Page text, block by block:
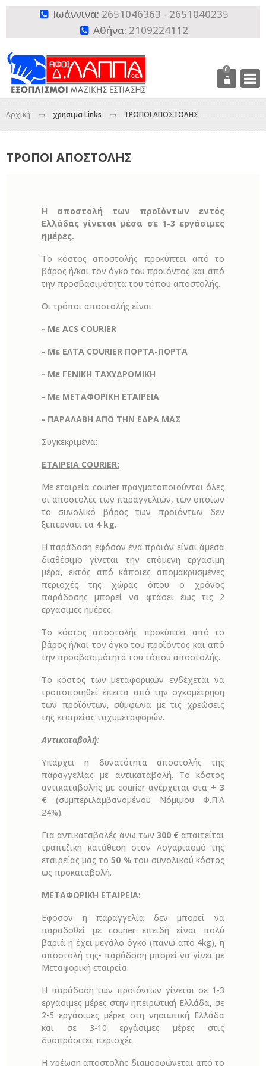
 Ιωάννινα: 2651046363 - 2651040235
 Αθήνα: 2109224112
0
Αρχική χρησιμα Links ΤΡΟΠΟΙ ΑΠΟΣΤΟΛΗΣ
ΤΡΟΠΟΙ ΑΠΟΣΤΟΛΗΣ
Η αποστολή των προϊόντων εντός
Ελλάδας γίνεται μέσα σε 1-3 εργάσιμες
ημέρες.
Το κόστος αποστολής προκύπτει από το
βάρος ή/και τον όγκο του προϊόντος και από
την προσβασιμότητα του τόπου αποστολής.
Οι τρόποι αποστολής είναι:
- Με ACS COURIER
- Με ΕΛΤΑ COURIER ΠΟΡΤΑ-ΠΟΡΤΑ
- Με ΓΕΝΙΚΗ ΤΑΧΥΔΡΟΜΙΚΗ
- Με ΜΕΤΑΦΟΡΙΚΗ ΕΤΑΙΡΕΙΑ
- ΠΑΡΑΛΑΒΗ ΑΠΟ ΤΗΝ ΕΔΡΑ ΜΑΣ
Συγκεκριμένα:
ΕΤΑΙΡΕΙΑ COURIER:
Με εταιρεία courier πραγματοποιούνται όλες
οι αποστολές των παραγγελιών, των οποίων
το συνολικό βάρος των προϊόντων δεν
ξεπερνάει τα 4 kg.
Η παράδοση εφόσον ένα προϊόν είναι άμεσα
διαθέσιμο γίνεται την επόμενη εργάσιμη
μέρα, εκτός από κάποιες απομακρυσμένες
περιοχές της χώρας όπου ο χρόνος
παράδοσης μπορεί να φτάσει έως τις 2
εργάσιμες ημέρες.
Το κόστος αποστολής προκύπτει από το
βάρος ή/και τον όγκο του προϊόντος και από
την προσβασιμότητα του τόπου αποστολής.
Το κόστος των μεταφορικών ενδέχεται να
τροποποιηθεί έπειτα από την ογκομέτρηση
των προϊόντων, σύμφωνα με τις χρεώσεις
της εταιρείας ταχυμεταφορών.
Αντικαταβολή:
Υπάρχει η δυνατότητα αποστολής της
παραγγελίας με αντικαταβολή. Το κόστος
αντικαταβολής με courier ανέρχεται στα + 3
€ (συμπεριλαμβανομένου Νόμιμου Φ.Π.Α
24%).
Για αντικαταβολές άνω των 300 € απαιτείται
τραπεζική κατάθεση στον Λογαριασμό της
εταιρείας μας το50 % του συνολικού κόστος
ως προκαταβολή.
ΜΕΤΑΦΟΡΙΚΗ ΕΤΑΙΡΕΙΑ:
Εφόσον η παραγγελία δεν μπορεί να
παραδοθεί με courier επειδή είναι πολύ
βαριά ή έχει μεγάλο όγκο (πάνω από 4kg), η
αποστολή της- παράδοση μπορεί να γίνει με
Μεταφορική εταιρεία.
Η παράδοση των προϊόντων γίνεται σε 1-3
εργάσιμες μέρες στην ηπειρωτική Ελλάδα, σε
2-5 εργάσιμες μέρες στη νησιωτική Ελλάδα
και σε 3-10 εργάσιμες μέρες στις
δυσπρόσιτες περιοχές.
Η χρέωση αποστολής διαμορφώνεται από το